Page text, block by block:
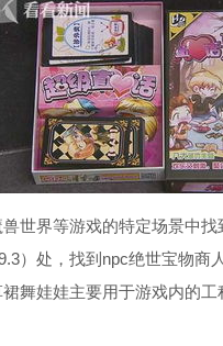
世界等游戏的特定场景中
）处，找到npc绝世宝物商
舞娃娃主要用于游戏内的工